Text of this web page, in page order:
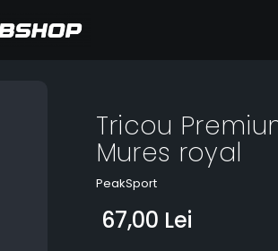
Tricou
Mures royal
PeakSport
67,00 Lei